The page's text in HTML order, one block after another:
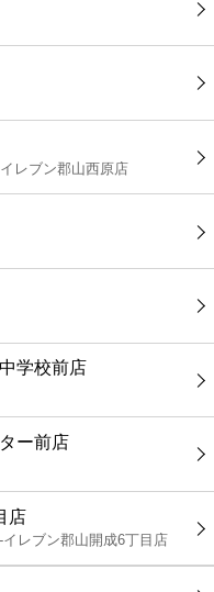
レブン郡山西原店
学校前店
ー前店
店
レブン郡山開成6丁目店